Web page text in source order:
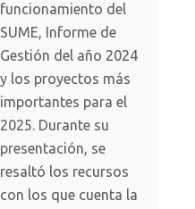
funcionamiento del
SUME, Informe de
Gestión del año 2024
y los proyectos más
importantes para el
2025. Durante su
presentación, se
resaltó los recursos
con los que cuenta la